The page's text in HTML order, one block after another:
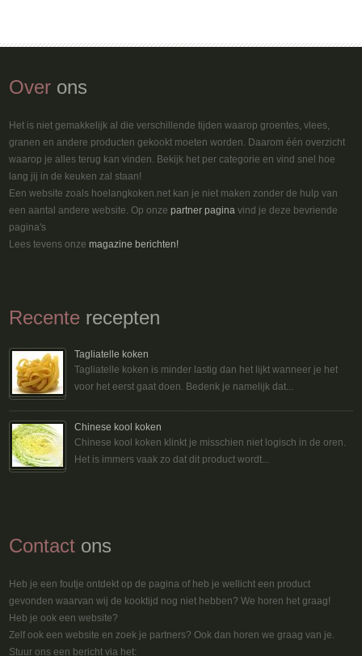
Over ons
Het is niet gemakkelijk al die verschillende tijden waarop groentes, vlees,
granen en andere producten gekookt moeten worden. Daarom één overzicht
waarop je alles terug kan vinden. Bekijk het per categorie en vind snel hoe
lang jij in de keuken zal staan!
Een website zoals hoelangkoken.net kan je niet maken zonder de hulp van
een aantal andere website. Op onzepartner pagina vind je deze bevriende
pagina's
Lees tevens onzemagazine berichten!
Recente recepten
Tagliatelle koken
Tagliatelle koken is minder lastig dan het lijkt wanneer je het
voor het eerst gaat doen. Bedenk je namelijk dat...
Chinese kool koken
Chinese kool koken klinkt je misschien niet logisch in de oren.
Het is immers vaak zo dat dit product wordt...
Contact ons
Heb je een foutje ontdekt op de pagina of heb je wellicht een product
gevonden waarvan wij de kooktijd nog niet hebben? We horen het graag!
Heb je ook een website?
Zelf ook een website en zoek je partners? Ook dan horen we graag van je.
Stuur ons een bericht via het: